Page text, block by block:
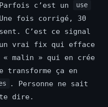
c’est un
use
fois corrigé, 30
C’est ce signal
vrai fix qui efface
« malin » qui en crée
transforme ça en
. Personne ne sait
dire.